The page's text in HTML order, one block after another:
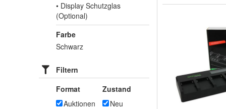
• Display Schutzglas
(Optional)
Farbe
Schwarz
Filtern
Format
Auktionen
Zustand
Neu